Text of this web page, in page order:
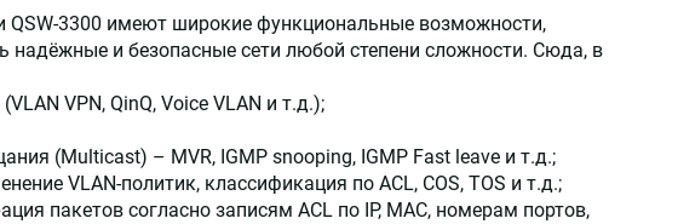
QSW-3300 имеют широкие функциональные возможности,
надёжные и безопасные сети любой степени сложности. Сюда, в
VPN, QinQ, Voice VLAN и т.д.);
(Multicast) – MVR, IGMP snooping, IGMP Fast leave и т.д.;
VLAN-политик, классификация по ACL, COS, TOS и т.д.;
пакетов согласно записям ACL по IP, MAC, номерам портов,